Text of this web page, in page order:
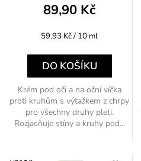
89,90 Kč
Měrná
59,93 Kč / 10 ml
DO KOŠÍKU
Krém pod oči a na oční víčka
proti kruhům s výtažkem z chrpy
pro všechny druhy pleti.
Rozjasňuje stíny a kruhy pod...